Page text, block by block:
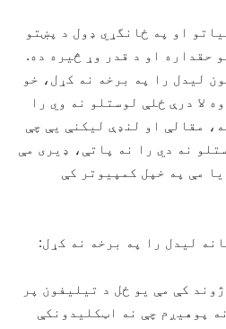
او په ځانگړي ډول د پښتو
حقداره او د قدر وړ څیره ده.
لیدل را په برخه نه کړل، خو
لا درې ځلې لوستلو نه وي را
مقالې او لنډې لیکنې یې چې
نه دي را نه پاتې، ډیری مې
مې په خپل کمپیوتر کې
لیدل را په برخه نه کړل:
کې مې یو ځل د تیلیفون پر
پوهیږم چې نه اټکلیدونکې